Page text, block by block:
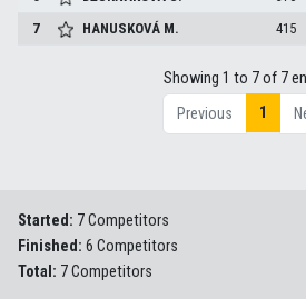
7
HANUSKOVÁ M. 415
Showing 1 to 7 of 7
Previous
1
Started: 7 Competitors
Finished: 6 Competitors
Total: 7 Competitors